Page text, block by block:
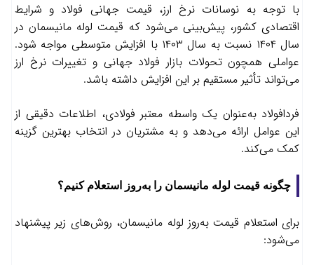
با توجه به نوسانات نرخ ارز، قیمت جهانی فولاد و شرایط
اقتصادی کشور، پیش‌بینی می‌شود که قیمت لوله مانیسمان در
سال ۱۴۰۴ نسبت به سال ۱۴۰۳ با افزایش متوسطی مواجه شود.
عواملی همچون تحولات بازار فولاد جهانی و تغییرات نرخ ارز
می‌تواند تأثیر مستقیم بر این افزایش داشته باشد.
فردافولاد به‌عنوان یک واسطه معتبر فولادی، اطلاعات دقیقی از
این عوامل ارائه می‌دهد و به مشتریان در انتخاب بهترین گزینه
کمک می‌کند.
چگونه قیمت لوله مانیسمان را به‌روز استعلام کنیم؟
برای استعلام قیمت به‌روز لوله مانیسمان، روش‌های زیر پیشنهاد
می‌شود: